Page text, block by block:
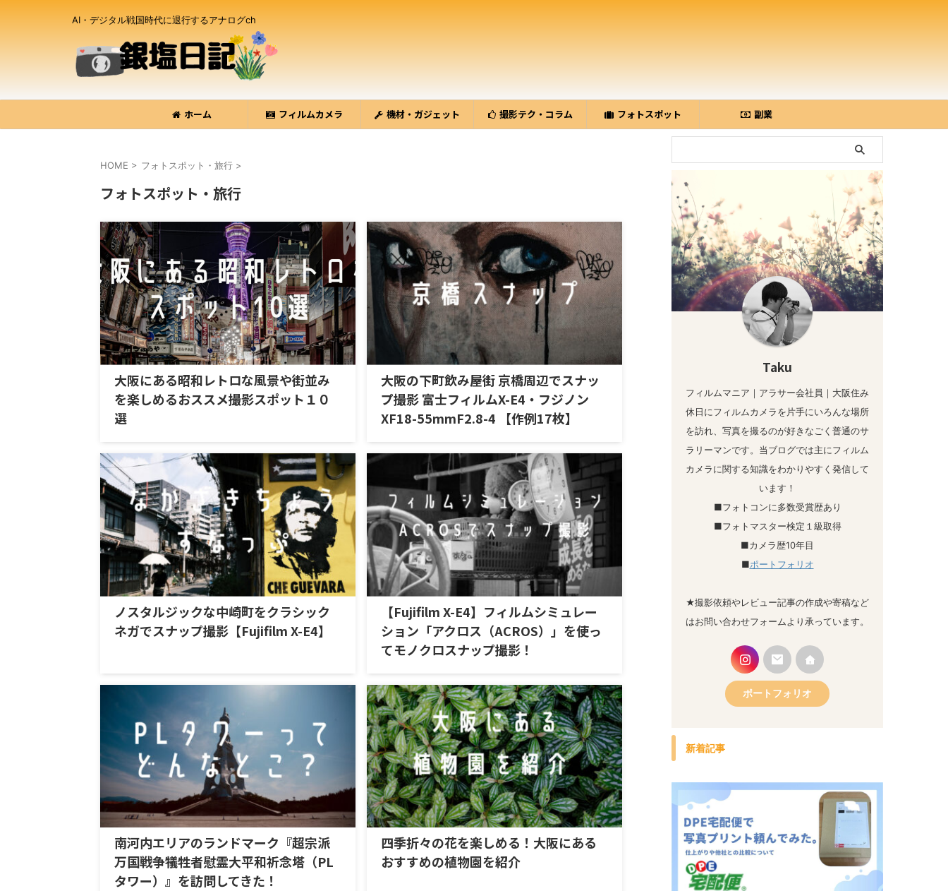
AI・デジタル戦国時代に退行するアナログch
ホーム フィルムカメラ 機材・ガジェット 撮影テク・コラム フォトスポット 副業
HOME > フォトスポット・旅行 >
フォトスポット・旅行
大阪にある昭和レトロな風景や街並み
を楽しめるおススメ撮影スポット１０
選
大阪の下町飲み屋街 京橋周辺でスナッ
プ撮影 富士フィルムX-E4・フジノン
XF18-55mmF2.8-4 【作例17枚】
ノスタルジックな中崎町をクラシック
ネガでスナップ撮影【Fujifilm X-E4】
【Fujifilm X-E4】フィルムシミュレー
ション「アクロス（ACROS）」を使っ
てモノクロスナップ撮影！
南河内エリアのランドマーク『超宗派
万国戦争犠牲者慰霊大平和祈念塔（PL
タワー）』を訪問してきた！
四季折々の花を楽しめる！大阪にある
おすすめの植物園を紹介
Taku
フィルムマニア｜アラサー会社員｜大阪住み
休日にフィルムカメラを片手にいろんな場所
を訪れ、写真を撮るのが好きなごく普通のサ
ラリーマンです。当ブログでは主にフィルム
カメラに関する知識をわかりやすく発信して
います！
■フォトコンに多数受賞歴あり
■フォトマスター検定１級取得
■カメラ歴10年目
■ポートフォリオ
★撮影依頼やレビュー記事の作成や寄稿など
はお問い合わせフォームより承っています。
ポートフォリオ
新着記事